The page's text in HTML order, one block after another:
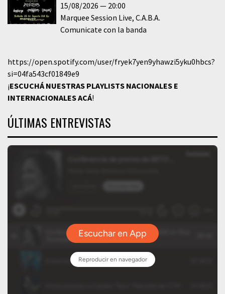
15/08/2026
20:00
Marquee Session Live C.A.B.A.
Comunicate con la banda
https://open.spotify.com/user/fryek7yen9yhawzi5yku0hbcs?
si=04fa543cf01849e9
¡ESCUCHÁ NUESTRAS PLAYLISTS NACIONALES E
INTERNACIONALESACÁ!
ÚLTIMAS ENTREVISTAS